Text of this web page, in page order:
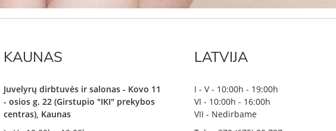
KAUNAS
Juvelyrų dirbtuvės ir salonas - Kovo 11
- osios g. 22 (Girstupio "IKI" prekybos
centras), Kaunas
LATVIJA
I - V - 10:00h - 19:00h
VI - 10:00h - 16:00h
VII - Nedirbame